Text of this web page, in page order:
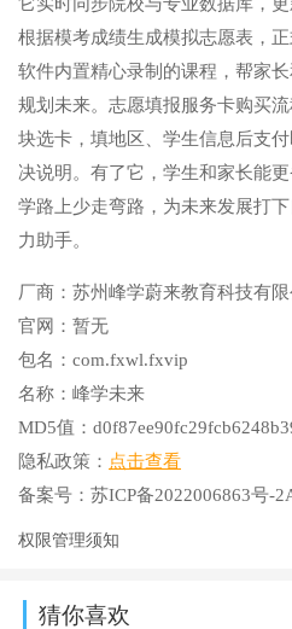
根据模考成绩生成模拟志愿表，
软件内置精心录制的课程，帮家
规划未来。志愿填报服务卡购买
块选卡，填地区、学生信息后支
决说明。有了它，学生和家长能
学路上少走弯路，为未来发展打
力助手。
厂商： 苏州峰学蔚来教育科技有限
官网： 暂无
包名： com.fxwl.fxvip
名称： 峰学未来
MD5值：
隐私政策： 点击查看
备案号： 苏ICP备2022006863号-
权限管理须知
猜你喜欢